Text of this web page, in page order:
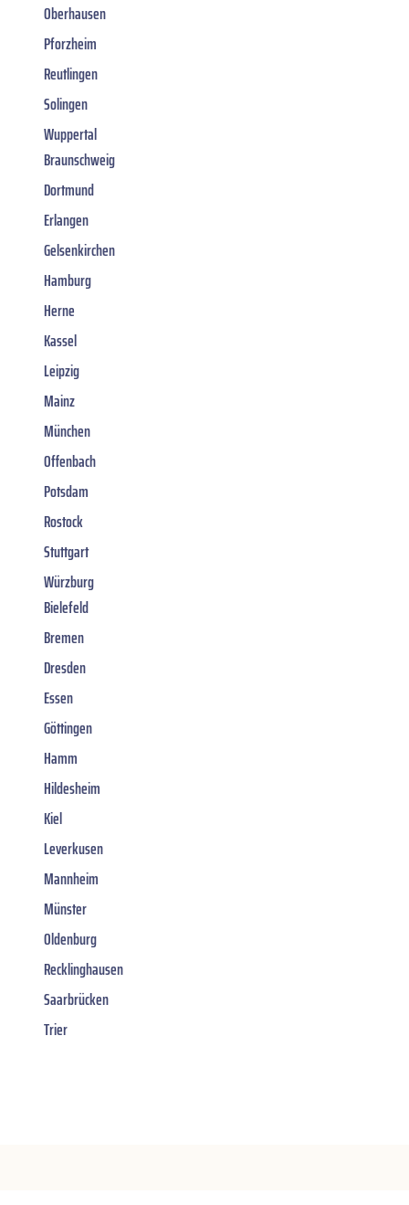
Oberhausen
Pforzheim
Reutlingen
Solingen
Wuppertal
Braunschweig
Dortmund
Erlangen
Gelsenkirchen
Hamburg
Herne
Kassel
Leipzig
Mainz
München
Offenbach
Potsdam
Rostock
Stuttgart
Würzburg
Bielefeld
Bremen
Dresden
Essen
Göttingen
Hamm
Hildesheim
Kiel
Leverkusen
Mannheim
Münster
Oldenburg
Recklinghausen
Saarbrücken
Trier